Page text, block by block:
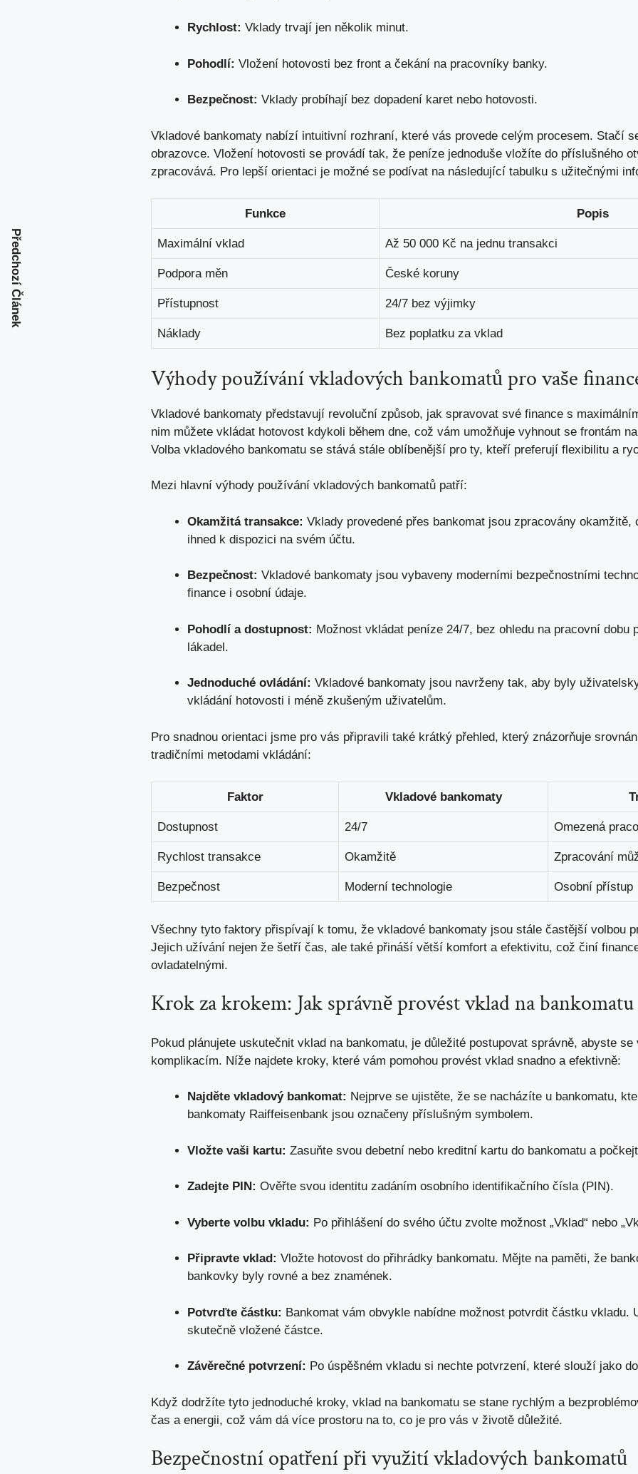
Rychlost: Vklady trvají jen několik minut.
Pohodlí: Vložení hotovosti bez front a čekání na pracovníky banky.
Bezpečnost: Vklady probíhají bez dopadení karet nebo hotovosti.
Vkladové bankomaty nabízí intuitivní rozhraní, které vás provede celým procesem. Stačí
obrazovce. Vložení hotovosti se provádí tak, že peníze jednoduše vložíte do příslušného
zpracovává. Pro lepší orientaci je možné se podívat na následující tabulku s užitečnými
Funkce Popis
Maximální vklad Až 50 000 Kč na jednu transakci
Podpora měn České koruny
Přístupnost 24/7 bez výjimky
Náklady Bez poplatku za vklad
Výhody používání vkladových bankomatů pro vaše
Vkladové bankomaty představují revoluční způsob, jak spravovat své finance s
nim můžete vkládat hotovost kdykoli během dne, což vám umožňuje vyhnout se frontám
Volba vkladového bankomatu se stává stále oblíbenější pro ty, kteří preferují flexibilitu a
Mezi hlavní výhody používání vkladových bankomatů patří:
Okamžitá transakce: Vklady provedené přes bankomat jsou zpracovány
ihned k dispozici na svém účtu.
Bezpečnost: Vkladové bankomaty jsou vybaveny moderními bezpečnostními
finance i osobní údaje.
Pohodlí a dostupnost: Možnost vkládat peníze 24/7, bez ohledu na pracovní dobu
lákadel.
Jednoduché ovládání: Vkladové bankomaty jsou navrženy tak, aby byly
vkládání hotovosti i méně zkušeným uživatelům.
Pro snadnou orientaci jsme pro vás připravili také krátký přehled, který znázorňuje
tradičními metodami vkládání:
Faktor Vkladové bankomaty
Dostupnost 24/7 Omezená
Rychlost transakce Okamžitě Zpracování
Bezpečnost Moderní technologie Osobní přístup
Všechny tyto faktory přispívají k tomu, že vkladové bankomaty jsou stále častější volbou
Jejich užívání nejen že šetří čas, ale také přináší větší komfort a efektivitu, což činí
ovladatelnými.
Krok za krokem: Jak správně provést vklad na bankomatu
Pokud plánujete uskutečnit vklad na bankomatu, je důležité postupovat správně, abyste
komplikacím. Níže najdete kroky, které vám pomohou provést vklad snadno a efektivně:
Najděte vkladový bankomat: Nejprve se ujistěte, že se nacházíte u bankomatu,
bankomaty Raiffeisenbank jsou označeny příslušným symbolem.
Vložte vaši kartu: Zasuňte svou debetní nebo kreditní kartu do bankomatu a
Zadejte PIN: Ověřte svou identitu zadáním osobního identifikačního čísla (PIN).
Vyberte volbu vkladu: Po přihlášení do svého účtu zvolte možnost „Vklad“ nebo
Připravte vklad: Vložte hotovost do přihrádky bankomatu. Mějte na paměti, že
bankovky byly rovné a bez znamének.
Potvrďte částku: Bankomat vám obvykle nabídne možnost potvrdit částku vkladu.
skutečně vložené částce.
Závěrečné potvrzení: Po úspěšném vkladu si nechte potvrzení, které slouží jako
Když dodržíte tyto jednoduché kroky, vklad na bankomatu se stane rychlým a
čas a energii, což vám dá více prostoru na to, co je pro vás v životě důležité.
Bezpečnostní opatření při využití vkladových bankomatů
Předchozí Článek